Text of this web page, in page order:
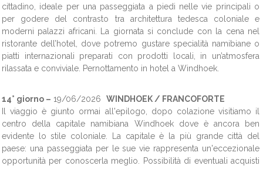
cittadino, ideale per una passeggiata a piedi nelle vie principali o
per godere del contrasto tra architettura tedesca coloniale e
moderni palazzi africani. La giornata si conclude con la cena nel
ristorante dell’hotel, dove potremo gustare specialità namibiane o
piatti internazionali preparati con prodotti locali, in un’atmosfera
rilassata e conviviale. Pernottamento in hotel a Windhoek.
14° giorno – 19/06/2026 WINDHOEK / FRANCOFORTE
Il viaggio è giunto ormai all'epilogo, dopo colazione visitiamo il
centro della capitale namibiana Windhoek dove è ancora ben
evidente lo stile coloniale. La capitale è la più grande città del
paese: una passeggiata per le sue vie rappresenta un'eccezionale
opportunità per conoscerla meglio. Possibilità di eventuali acquisti